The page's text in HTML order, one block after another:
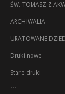
ŚW. TOMASZ Z
ARCHIWALIA
URATOWANE
Druki nowe
Stare druki
...